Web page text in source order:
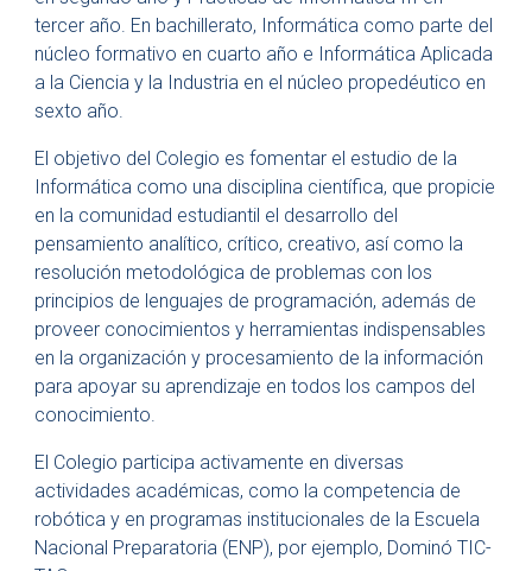
tercer año. En bachillerato, Informática como parte del
núcleo formativo en cuarto año e Informática Aplicada
a la Ciencia y la Industria en el núcleo propedéutico en
sexto año.
El objetivo del Colegio es fomentar el estudio de la
Informática como una disciplina científica, que propicie
en la comunidad estudiantil el desarrollo del
pensamiento analítico, crítico, creativo, así como la
resolución metodológica de problemas con los
principios de lenguajes de programación, además de
proveer conocimientos y herramientas indispensables
en la organización y procesamiento de la información
para apoyar su aprendizaje en todos los campos del
conocimiento.
El Colegio participa activamente en diversas
actividades académicas, como la competencia de
robótica y en programas institucionales de la Escuela
Nacional Preparatoria (ENP), por ejemplo, Dominó TIC-